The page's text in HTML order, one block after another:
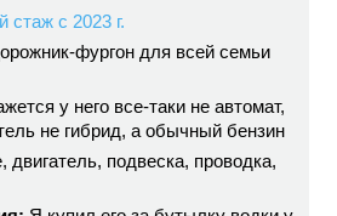
стаж с 2023 г.
фургон для всей семьи
у него все-таки не автомат,
не гибрид, а обычный бензин
двигатель, подвеска, проводка,